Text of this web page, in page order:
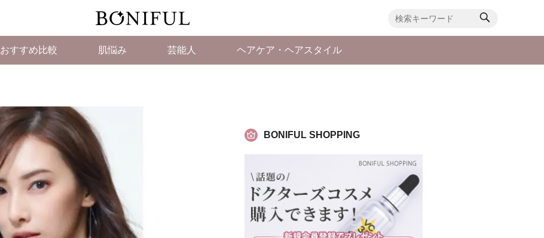
おすすめ比較 肌悩み 芸能人 ヘアケア・ヘアスタイル
BONIFUL SHOPPING